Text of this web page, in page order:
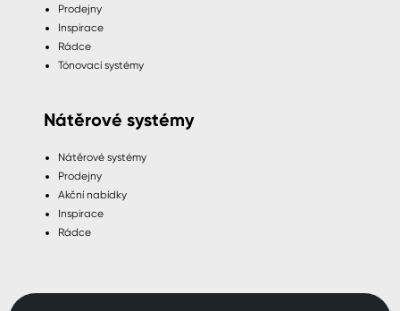
Prodejny
Inspirace
Rádce
Tónovací systémy
Nátěrové systémy
Nátěrové systémy
Prodejny
Akční nabídky
Inspirace
Rádce